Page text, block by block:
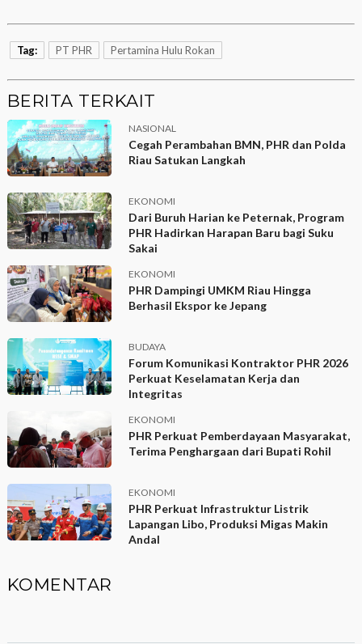
Tag: PT PHR Pertamina Hulu Rokan
BERITA TERKAIT
NASIONAL
Cegah Perambahan BMN, PHR dan Polda
Riau Satukan Langkah
EKONOMI
Dari Buruh Harian ke Peternak, Program
PHR Hadirkan Harapan Baru bagi Suku
Sakai
EKONOMI
PHR Dampingi UMKM Riau Hingga
Berhasil Ekspor ke Jepang
BUDAYA
Forum Komunikasi Kontraktor PHR 2026
Perkuat Keselamatan Kerja dan
Integritas
EKONOMI
PHR Perkuat Pemberdayaan Masyarakat,
Terima Penghargaan dari Bupati Rohil
EKONOMI
PHR Perkuat Infrastruktur Listrik
Lapangan Libo, Produksi Migas Makin
Andal
KOMENTAR